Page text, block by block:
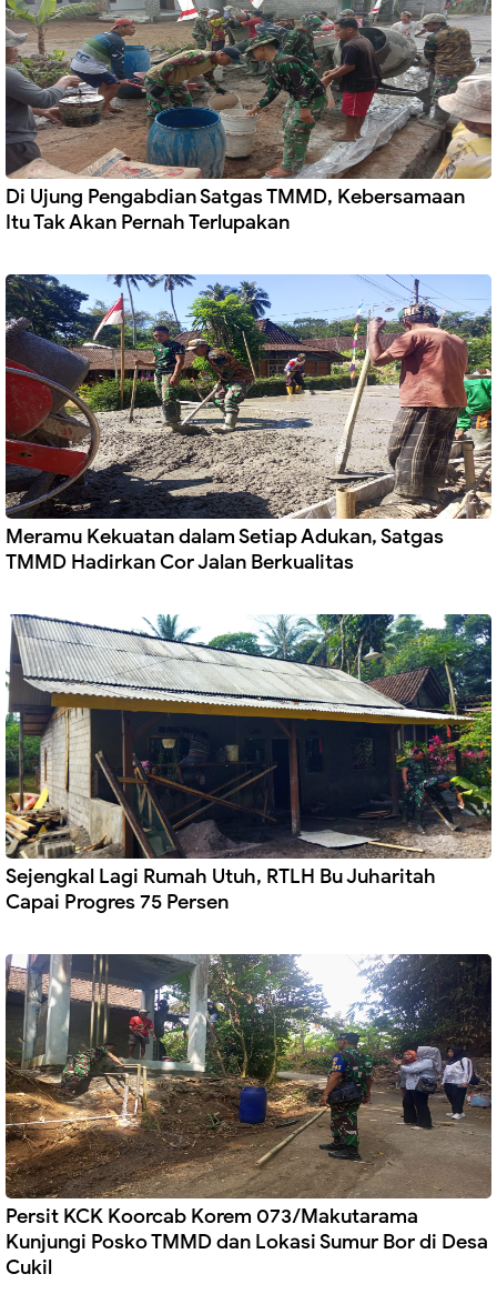
Di Ujung Pengabdian Satgas TMMD, Kebersamaan
Itu Tak Akan Pernah Terlupakan
Meramu Kekuatan dalam Setiap Adukan, Satgas
TMMD Hadirkan Cor Jalan Berkualitas
Sejengkal Lagi Rumah Utuh, RTLH Bu Juharitah
Capai Progres 75 Persen
Persit KCK Koorcab Korem 073/Makutarama
Kunjungi Posko TMMD dan Lokasi Sumur Bor di Desa
Cukil